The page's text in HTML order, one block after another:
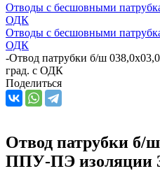
Отводы с бесшовными
ОДК
Отводы с бесшовными
ОДК
-Отвод патрубки б/ш
град. с ОДК
Поделиться
Отвод патрубки б/
ППУ-ПЭ изоляции